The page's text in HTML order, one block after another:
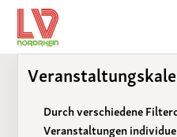
Durch verschiedene
Veranstaltungen